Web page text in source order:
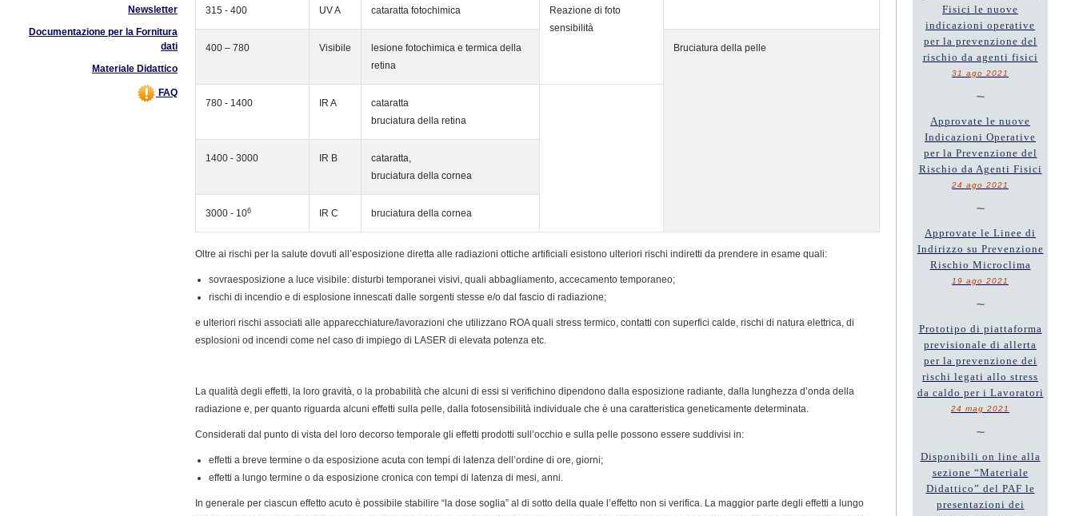
Newsletter
Documentazione per la Fornitura
dati
Materiale Didattico
FAQ
315 - 400 UV A cataratta fotochimica
Reazione di foto
sensibilità
400 – 780
Visibile
lesione fotochimica e termica della
retina
Bruciatura della pelle
780 - 1400 IR A
cataratta
bruciatura della retina
1400 - 3000 IR B
cataratta,
bruciatura della cornea
3000 - 106 IR C bruciatura della cornea
Oltre ai rischi per la salute dovuti all’esposizione diretta alle radiazioni ottiche artificiali esistono ulteriori rischi indiretti da prendere in esame quali:
sovraesposizione a luce visibile: disturbi temporanei visivi, quali abbagliamento, accecamento temporaneo;
rischi di incendio e di esplosione innescati dalle sorgenti stesse e/o dal fascio di radiazione;
e ulteriori rischi associati alle apparecchiature/lavorazioni che utilizzano ROA quali stress termico, contatti con superfici calde, rischi di natura elettrica, di
esplosioni od incendi come nel caso di impiego di LASER di elevata potenza etc.
La qualità degli effetti, la loro gravità, o la probabilità che alcuni di essi si verifichino dipendono dalla esposizione radiante, dalla lunghezza d’onda della
radiazione e, per quanto riguarda alcuni effetti sulla pelle, dalla fotosensibilità individuale che è una caratteristica geneticamente determinata.
Considerati dal punto di vista del loro decorso temporale gli effetti prodotti sull’occhio e sulla pelle possono essere suddivisi in:
effetti a breve termine o da esposizione acuta con tempi di latenza dell’ordine di ore, giorni;
effetti a lungo termine o da esposizione cronica con tempi di latenza di mesi, anni.
In generale per ciascun effetto acuto è possibile stabilire “la dose soglia” al di sotto della quale l’effetto non si verifica. La maggior parte degli effetti a lungo
Fisici le nuove
indicazioni operative
per la prevenzione del
rischio da agenti fisici
31 ago 2021
~
Approvate le nuove
Indicazioni Operative
per la Prevenzione del
Rischio da Agenti Fisici
24 ago 2021
~
Approvate le Linee di
Indirizzo su Prevenzione
Rischio Microclima
19 ago 2021
~
Prototipo di piattaforma
previsionale di allerta
per la prevenzione dei
rischi legati allo stress
da caldo per i Lavoratori
24 mag 2021
~
Disponibili on line alla
sezione “Materiale
Didattico” del PAF le
presentazioni dei